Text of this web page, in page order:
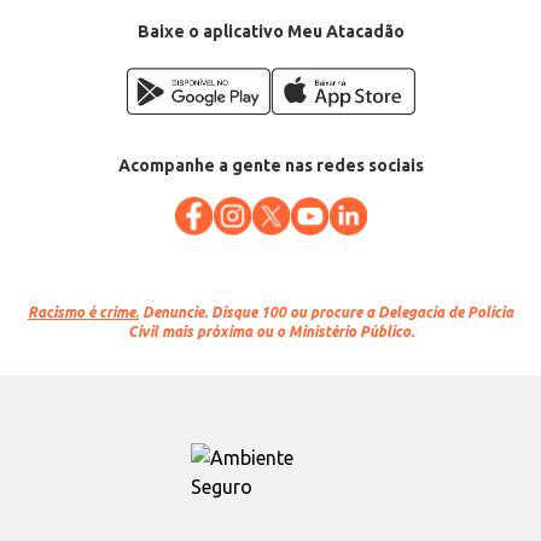
Baixe o aplicativo Meu Atacadão
Acompanhe a gente nas redes sociais
Racismo é crime. Denuncie. Disque 100 ou procure a Delegacia de Polícia
Civil mais próxima ou o Ministério Público.